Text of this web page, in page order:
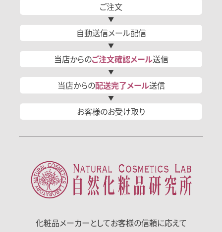
ご注文
自動送信メール配信
当店からのご注文確認メール送信
当店からの配送完了メール送信
お客様のお受け取り
化粧品メーカーとしてお客様の信頼に応えて